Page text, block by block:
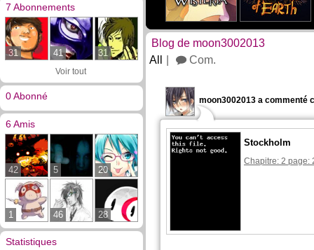
7 Abonnements
31 41 31
Voir tout
0 Abonné
6 Amis
42 5 20
1 46 28
Statistiques
Blog de moon3002013
All
Com.
moon3002013 a commenté
Stockholm
Chapitre: 2 page: